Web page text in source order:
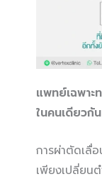
แพทย์เฉพาะ
ในคนเดียวกัน
การผ่าตัดเลื่อ
เพียงเปลี่ยน